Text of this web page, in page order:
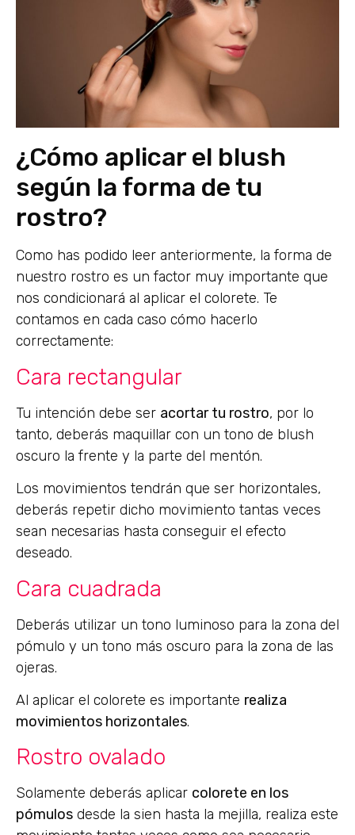
¿Cómo aplicar el blush
según la forma de tu
rostro?
Como has podido leer anteriormente, la forma de
nuestro rostro es un factor muy importante que
nos condicionará al aplicar el colorete. Te
contamos en cada caso cómo hacerlo
correctamente:
Cara rectangular
Tu intención debe ser acortar tu rostro, por lo
tanto, deberás maquillar con un tono de blush
oscuro la frente y la parte del mentón.
Los movimientos tendrán que ser horizontales,
deberás repetir dicho movimiento tantas veces
sean necesarias hasta conseguir el efecto
deseado.
Cara cuadrada
Deberás utilizar un tono luminoso para la zona del
pómulo y un tono más oscuro para la zona de las
ojeras.
Al aplicar el colorete es importante realiza
movimientos horizontales.
Rostro ovalado
Solamente deberás aplicar colorete en los
pómulos desde la sien hasta la mejilla, realiza este